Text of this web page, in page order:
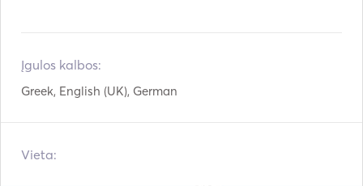
Įgulos kalbos:
Greek, English (UK), German
Vieta: